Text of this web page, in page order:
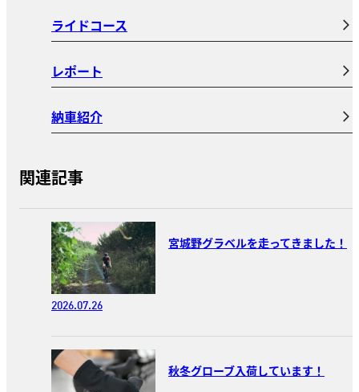
ライドコース
レポート
納車紹介
関連記事
宮城野グラベルを走ってきました！
2026.07.26
秋冬グローブ入荷しています！